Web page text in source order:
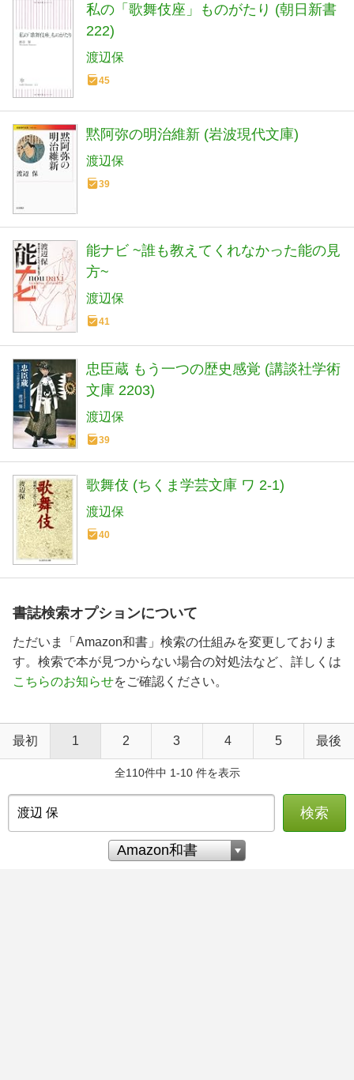
私の「歌舞伎座」ものがたり (朝日新書
222)
渡辺保
45
黙阿弥の明治維新 (岩波現代文庫)
渡辺保
39
能ナビ ~誰も教えてくれなかった能の見
方~
渡辺保
41
忠臣蔵 もう一つの歴史感覚 (講談社学術
文庫 2203)
渡辺保
39
歌舞伎 (ちくま学芸文庫 ワ 2-1)
渡辺保
40
書誌検索オプションについて
ただいま「Amazon和書」検索の仕組みを変更しておりま
す。検索で本が見つからない場合の対処法など、詳しくは
こちらのお知らせをご確認ください。
最初 1 2 3 4 5 最後
全110件中 1-10 件を表示
検索